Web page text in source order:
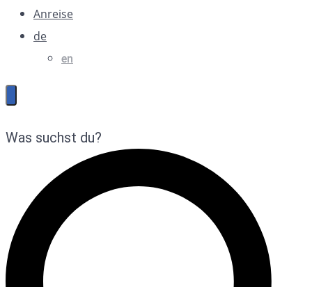
Anreise
de
en
Was suchst du?